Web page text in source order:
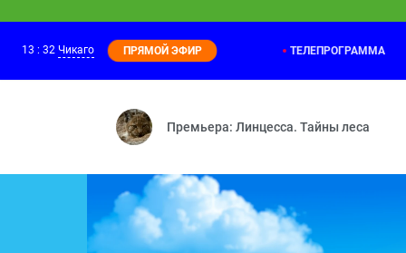
13:15
Мастер Витя и Мотор
Динобот — Песенка для цветов —
13 : 32 Чикаго ПРЯМОЙ ЭФИР ТЕЛЕПРОГРАММА
Премьера: Линцесса. Тайны леса